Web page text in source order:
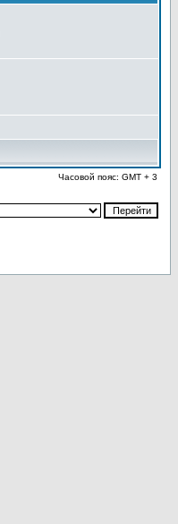
Часовой пояс: GMT + 3